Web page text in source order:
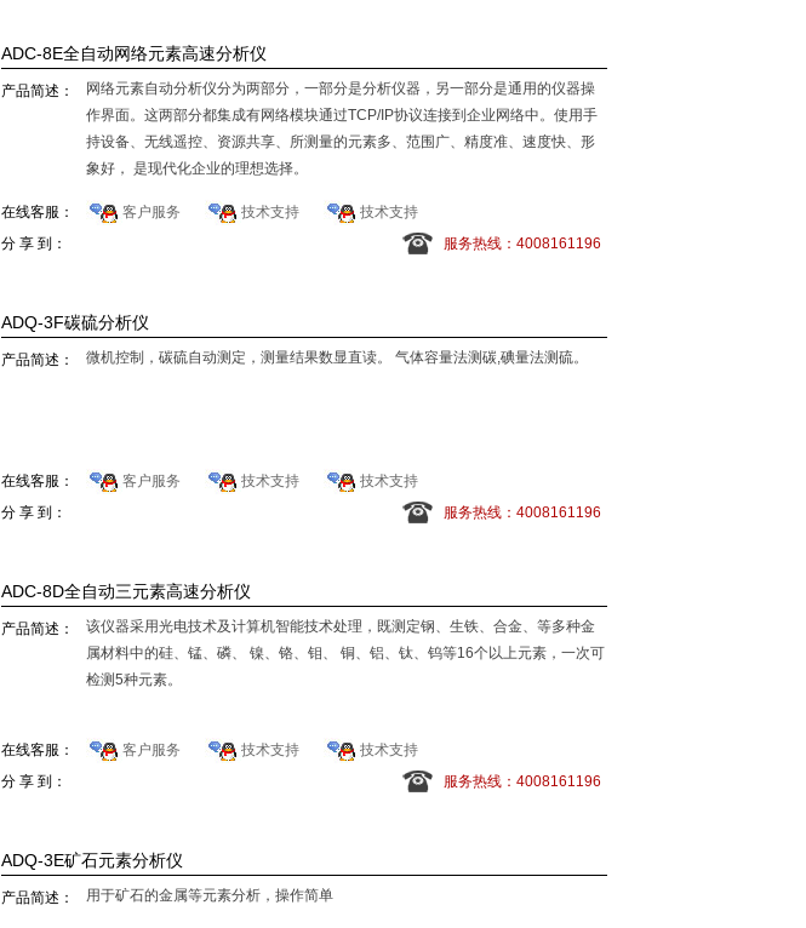
ADC-8E全自动网络元素高速分析仪
产品简述：
网络元素自动分析仪分为两部分，一部分是分析仪器，另一部分是通用的仪器操
作界面。这两部分都集成有网络模块通过TCP/IP协议连接到企业网络中。使用手
持设备、无线遥控、资源共享、所测量的元素多、范围广、精度准、速度快、形
象好， 是现代化企业的理想选择。
在线客服： 客户服务 技术支持
技术支持
分 享 到：
服务热线：4008161196
ADQ-3F碳硫分析仪
产品简述： 微机控制，碳硫自动测定，测量结果数显直读。 气体容量法测碳,碘量法测硫。
在线客服： 客户服务 技术支持
技术支持
分 享 到：
服务热线：4008161196
ADC-8D全自动三元素高速分析仪
产品简述：
该仪器采用光电技术及计算机智能技术处理，既测定钢、生铁、合金、等多种金
属材料中的硅、锰、磷、 镍、铬、钼、 铜、铝、钛、钨等16个以上元素，一次可
检测5种元素。
在线客服： 客户服务 技术支持
技术支持
分 享 到：
服务热线：4008161196
ADQ-3E矿石元素分析仪
产品简述： 用于矿石的金属等元素分析，操作简单